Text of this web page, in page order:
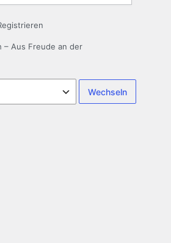
Aus Freude an der